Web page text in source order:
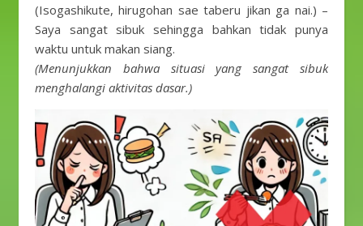
(Isogashikute, hirugohan sae taberu jikan ga nai.) –
Saya sangat sibuk sehingga bahkan tidak punya
waktu untuk makan siang.
(Menunjukkan bahwa situasi yang sangat sibuk
menghalangi aktivitas dasar.)